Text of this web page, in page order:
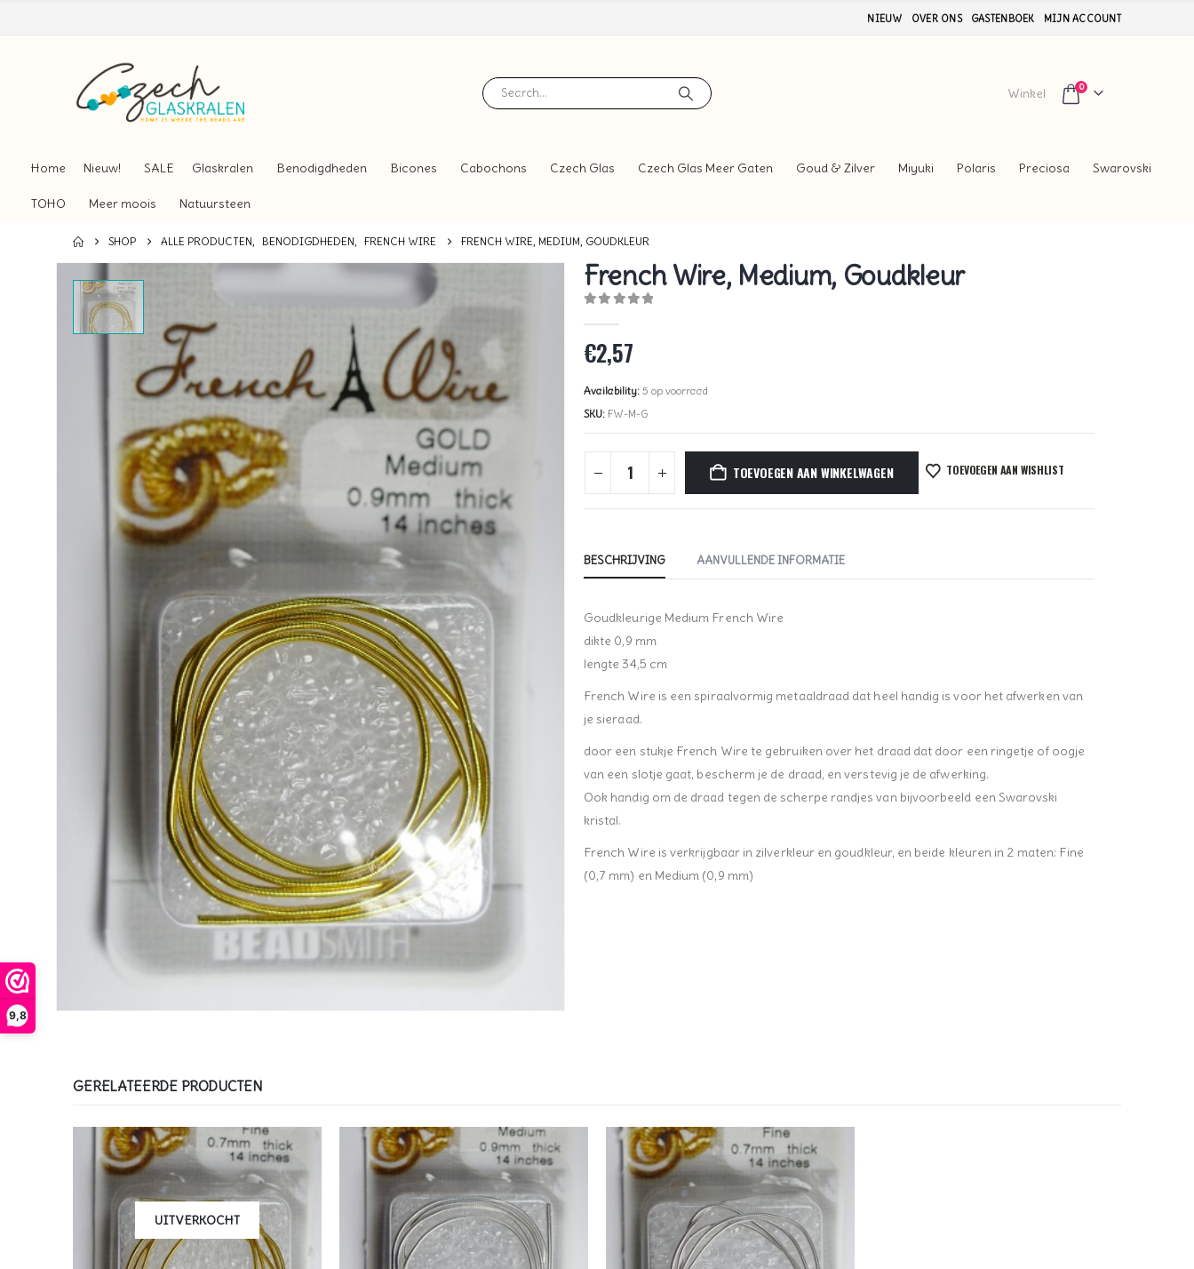
9,8
NIEUW OVER ONS GASTENBOEK MIJN ACCOUNT
Winkel 0
Home Nieuw! SALE Glaskralen Benodigdheden Bicones Cabochons Czech Glas Czech Glas Meer Gaten Goud & Zilver Miyuki Polaris Preciosa Swarovski
TOHO Meer moois Natuursteen
SHOP ALLE PRODUCTEN, BENODIGDHEDEN, FRENCH WIRE FRENCH WIRE, MEDIUM, GOUDKLEUR
French Wire, Medium, Goudkleur
€2,57
Availability: 5 op voorraad
SKU: FW-M-G
TOEVOEGEN AAN WINKELWAGEN TOEVOEGEN AAN WISHLIST
BESCHRIJVING AANVULLENDE INFORMATIE
Goudkleurige Medium French Wire
dikte 0,9 mm
lengte 34,5 cm
French Wire is een spiraalvormig metaaldraad dat heel handig is voor het afwerken van
je sieraad.
door een stukje French Wire te gebruiken over het draad dat door een ringetje of oogje
van een slotje gaat, bescherm je de draad, en verstevig je de afwerking.
Ook handig om de draad tegen de scherpe randjes van bijvoorbeeld een Swarovski
kristal.
French Wire is verkrijgbaar in zilverkleur en goudkleur, en beide kleuren in 2 maten: Fine
(0,7 mm) en Medium (0,9 mm)
GERELATEERDE PRODUCTEN
UITVERKOCHT